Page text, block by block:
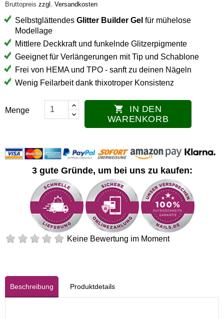
Bruttopreis zzgl. Versandkosten
Selbstglättendes Glitter Builder Gel für mühelose
Modellage
Mittlere Deckkraft und funkelnde Glitzerpigmente
Geeignet für Verlängerungen mit Tip und Schablone
Frei von HEMA und TPO - sanft zu deinen Nägeln
Wenig Feilarbeit dank thixotroper Konsistenz
Menge 
WARENKORB
3 gute Gründe, um bei uns zu kaufen:
Keine Bewertung im Moment
Beschreibung Produktdetails